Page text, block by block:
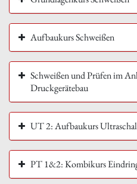
Aufbaukurs Schweißen
Schweißen und Prüfen im
Druckgerätebau
UT 2: Aufbaukurs
PT 1&2: Kombikurs